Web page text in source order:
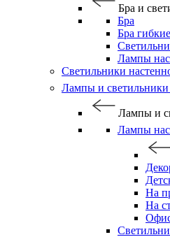
Бра и
Бра
Бра гибкие
Лампы
Светильники
Лампы и светильники
Лампы и
Лампы
На
На